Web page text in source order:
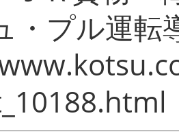
・プル運転